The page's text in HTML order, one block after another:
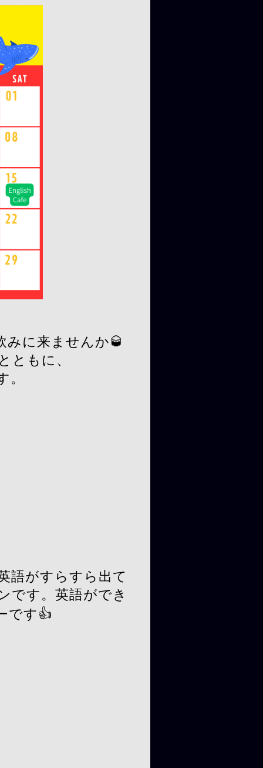
みに来ませんか🥃
ともに、
。
語がすらすら出て
です。英語ができ
です👍